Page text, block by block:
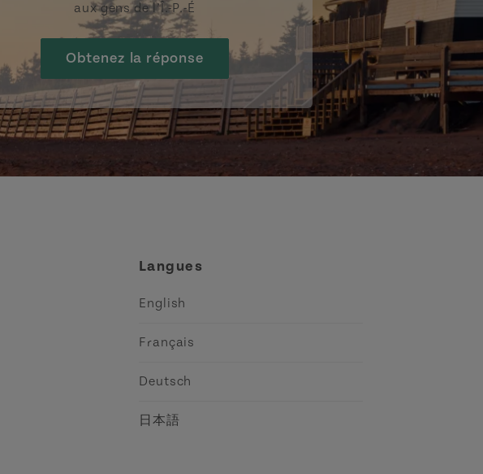
aux gens de l’Î.-P.-É
Obtenez la réponse
Langues
English
Français
Deutsch
日本語